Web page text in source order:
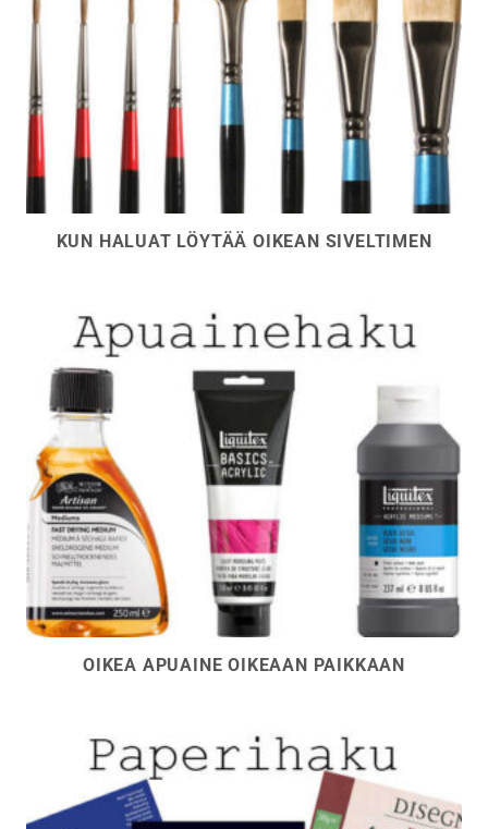
KUN HALUAT LÖYTÄÄ OIKEAN SIVELTIMEN
OIKEA APUAINE OIKEAAN PAIKKAAN